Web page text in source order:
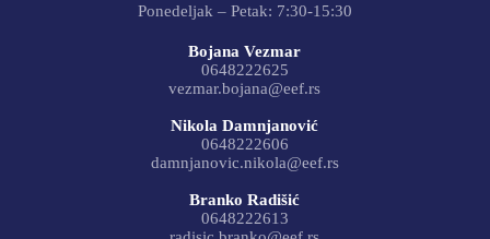
Ponedeljak – Petak: 7:30-15:30
Bojana Vezmar
0648222625
vezmar.bojana@eef.rs
Nikola Damnjanović
0648222606
damnjanovic.nikola@eef.rs
Branko Radišić
0648222613